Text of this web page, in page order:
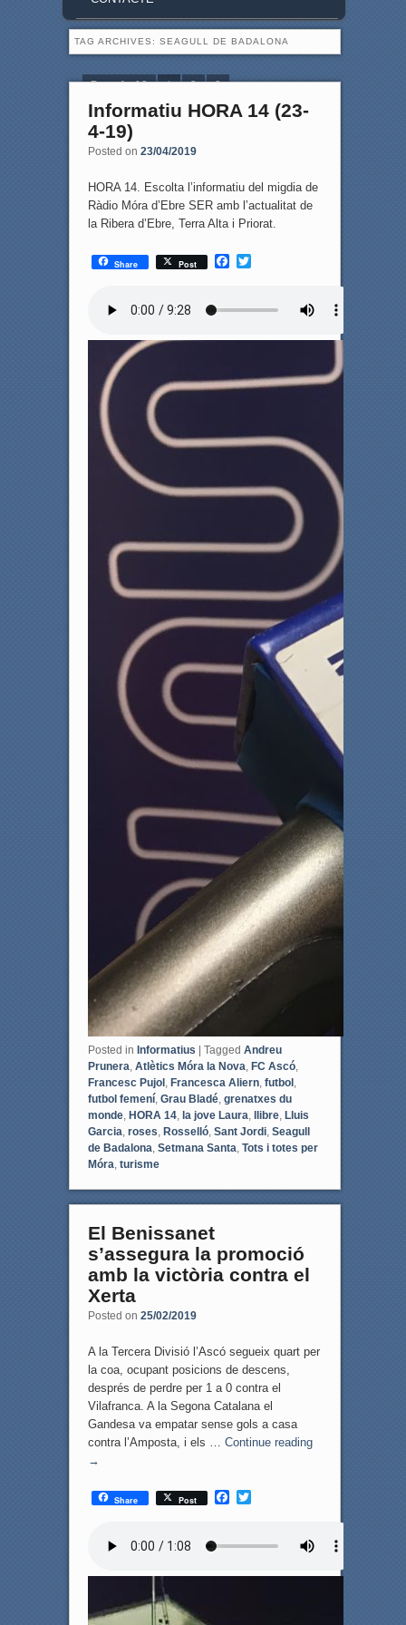
TAG ARCHIVES: SEAGULL DE BADALONA
Page 1 of 3 1 2 3
Informatiu HORA 14 (23-
4-19)
Posted on 23/04/2019
HORA 14. Escolta l’informatiu del migdia de
Ràdio Móra d’Ebre SER amb l’actualitat de
la Ribera d’Ebre, Terra Alta i Priorat.
Share Post
F
T
Posted in Informatius | Tagged Andreu
Prunera Atlètics Móra la Nova FC Ascó,
Francesc Pujol, Francesca Aliern, futbol,
futbol femení, Grau Bladé, grenatxes du
monde, HORA 14, la jove Laura llibre, Lluis
Garcia roses Rosselló, Sant Jordi, Seagull
de Badalona Setmana Santa Tots i totes per
Móra turisme
El Benissanet
s’assegura la promoció
amb la victòria contra el
Xerta
Posted on 25/02/2019
A la Tercera Divisió l’Ascó segueix quart per
la coa, ocupant posicions de descens,
després de perdre per 1 a 0 contra el
Vilafranca. A la Segona Catalana el
Gandesa va empatar sense gols a casa
contra l’Amposta, i els … Continue reading
→
Share Post
F
T